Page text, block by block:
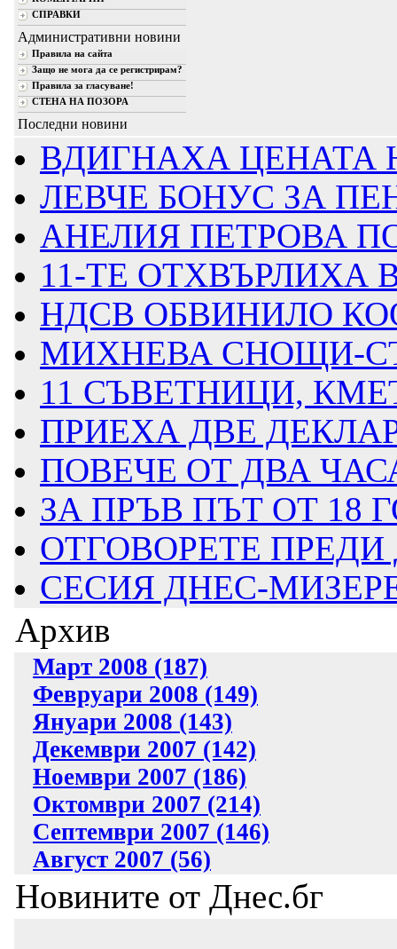
СПРАВКИ
Административни новини
Правила на сайта
Защо не мога да се регистрирам?
Правила за гласуване!
СТЕНА НА ПОЗОРА
Последни новини
ВДИГНАХА ЦЕНАТА
ЛЕВЧЕ БОНУС ЗА
АНЕЛИЯ ПЕТРОВА
11-ТЕ ОТХВЪРЛИХА
НДСВ ОБВИНИЛО
МИХНЕВА СНОЩИ-
11 СЪВЕТНИЦИ,
ПРИЕХА ДВЕ
ПОВЕЧЕ ОТ ДВА
ЗА ПРЪВ ПЪТ ОТ 18
ОТГОВОРЕТЕ ПРЕДИ
СЕСИЯ ДНЕС-
Архив
Март 2008 (187)
Февруари 2008 (149)
Януари 2008 (143)
Декември 2007 (142)
Ноември 2007 (186)
Октомври 2007 (214)
Септември 2007 (146)
Август 2007 (56)
Новините от Днес.бг